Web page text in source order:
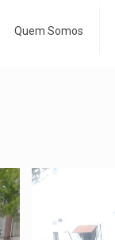
Quem Somos